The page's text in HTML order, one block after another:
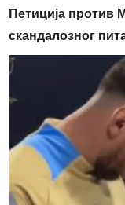
Петиција против
скандалозног